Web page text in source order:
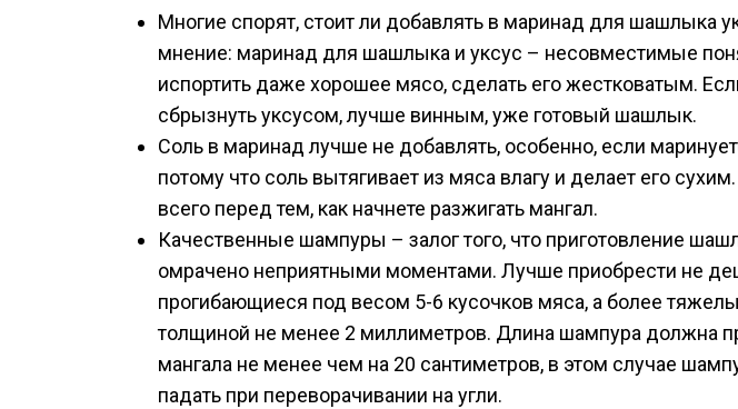
Многие спорят, стоит ли добавлять в маринад для шашлыка
мнение: маринад для шашлыка и уксус – несовместимые
испортить даже хорошее мясо, сделать его жестковатым.
сбрызнуть уксусом, лучше винным, уже готовый шашлык.
Соль в маринад лучше не добавлять, особенно, если
потому что соль вытягивает из мяса влагу и делает его
всего перед тем, как начнете разжигать мангал.
Качественные шампуры – залог того, что приготовление
омрачено неприятными моментами. Лучше приобрести не
прогибающиеся под весом 5-6 кусочков мяса, а более
толщиной не менее 2 миллиметров. Длина шампура должна
мангала не менее чем на 20 сантиметров, в этом случае
падать при переворачивании на угли.